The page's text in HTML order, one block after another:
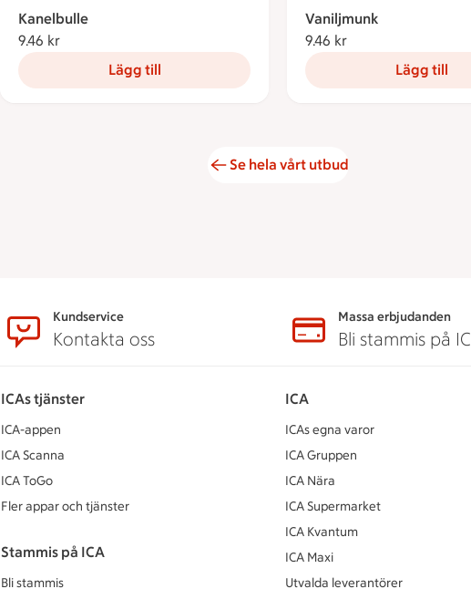
Kanelbulle
9.46 kr
Lägg till
Vaniljmunk
9.46 kr
Lägg till
Se hela vårt utbud
Kundservice
Kontakta oss
Massa erbjudanden
Bli stammis på
ICAs tjänster
ICA-appen
ICA Scanna
ICA ToGo
Fler appar och tjänster
Stammis på ICA
Bli stammis
ICA
ICAs egna varor
ICA Gruppen
ICA Nära
ICA Supermarket
ICA Kvantum
ICA Maxi
Utvalda leverantörer